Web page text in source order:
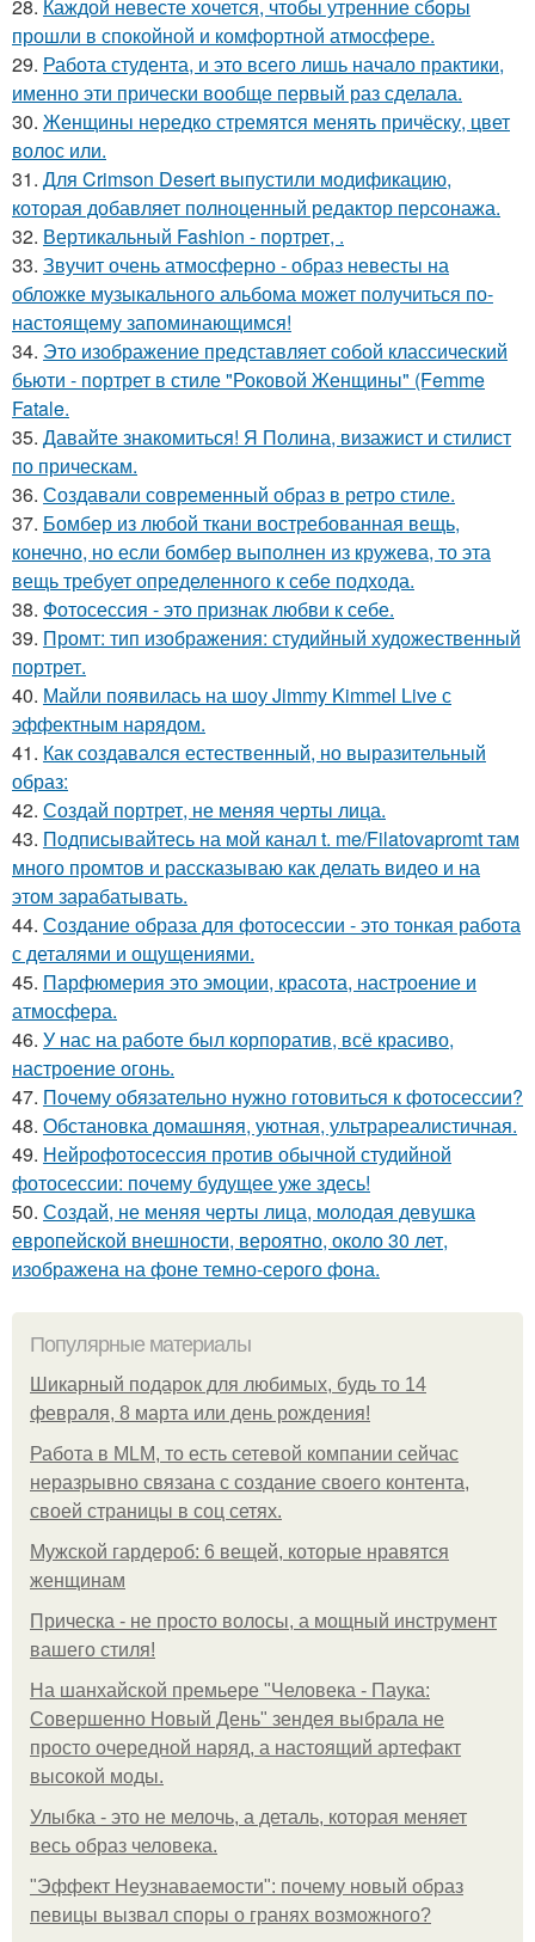
28. Каждой невесте хочется, чтобы утренние сборы
прошли в спокойной и комфортной атмосфере.
29. Работа студента, и это всего лишь начало практики,
именно эти прически вообще первый раз сделала.
30. Женщины нередко стремятся менять причёску, цвет
волос или.
31. Для Crimson Desert выпустили модификацию,
которая добавляет полноценный редактор персонажа.
32. Вертикальный Fashion - портрет, .
33. Звучит очень атмосферно - образ невесты на
обложке музыкального альбома может получиться по-
настоящему запоминающимся!
34. Это изображение представляет собой классический
бьюти - портрет в стиле "Роковой Женщины" (Femme
Fatale.
35. Давайте знакомиться! Я Полина, визажист и стилист
по прическам.
36. Создавали современный образ в ретро стиле.
37. Бомбер из любой ткани востребованная вещь,
конечно, но если бомбер выполнен из кружева, то эта
вещь требует определенного к себе подхода.
38. Фотосессия - это признак любви к себе.
39. Промт: тип изображения: студийный художественный
портрет.
40. Майли появилась на шоу Jimmy Kimmel Live с
эффектным нарядом.
41. Как создавался естественный, но выразительный
образ:
42. Создай портрет, не меняя черты лица.
43. Подписывайтесь на мой канал t. me/Filatovapromt там
много промтов и рассказываю как делать видео и на
этом зарабатывать.
44. Создание образа для фотосессии - это тонкая работа
с деталями и ощущениями.
45. Парфюмерия это эмоции, красота, настроение и
атмосфера.
46. У нас на работе был корпоратив, всё красиво,
настроение огонь.
47. Почему обязательно нужно готовиться к фотосессии?
48. Обстановка домашняя, уютная, ультрареалистичная.
49. Нейрофотосессия против обычной студийной
фотосессии: почему будущее уже здесь!
50. Создай, не меняя черты лица, молодая девушка
европейской внешности, вероятно, около 30 лет,
изображена на фоне темно-серого фона.
Популярные материалы
Шикарный подарок для любимых, будь то 14
февраля, 8 марта или день рождения!
Работа в MLM, то есть сетевой компании сейчас
неразрывно связана с создание своего контента,
своей страницы в соц сетях.
Мужской гардероб: 6 вещей, которые нравятся
женщинам
Прическа - не просто волосы, а мощный инструмент
вашего стиля!
На шанхайской премьере "Человека - Паука:
Совершенно Новый День" зендея выбрала не
просто очередной наряд, а настоящий артефакт
высокой моды.
Улыбка - это не мелочь, а деталь, которая меняет
весь образ человека.
"Эффект Неузнаваемости": почему новый образ
певицы вызвал споры о гранях возможного?